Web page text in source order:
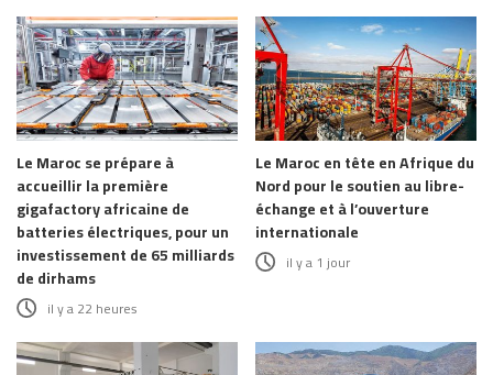
Le Maroc se prépare à
accueillir la première
gigafactory africaine de
batteries électriques, pour un
investissement de 65 milliards
de dirhams
il y a 22 heures
Le Maroc en tête en Afrique du
Nord pour le soutien au libre-
échange et à l’ouverture
internationale
il y a 1 jour